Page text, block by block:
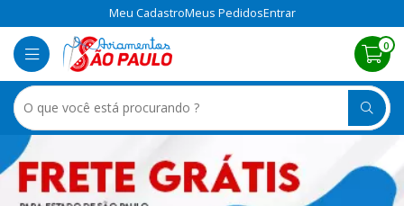
Meu CadastroMeus PedidosEntrar
0